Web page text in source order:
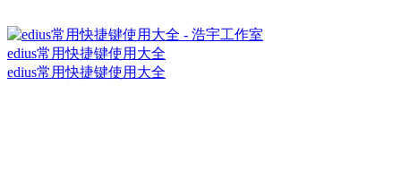
edius常用快捷键使用大全
edius常用快捷键使用大全